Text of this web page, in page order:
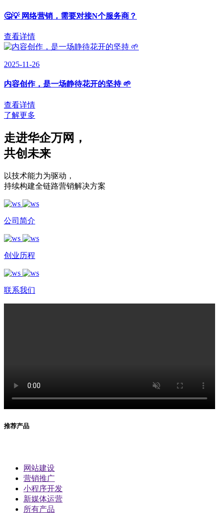
🤔💡 网络营销，需要对接N个服务商？
查看详情
2025-11-26
内容创作，是一场静待花开的坚持 🌱
查看详情
了解更多
走进华企万网 ，
共创未来
以技术能力为驱动 ，
持续构建全链路营销解决方案
公司简介
创业历程
联系我们
推荐产品
网站建设
营销推广
小程序开发
新媒体运营
所有产品